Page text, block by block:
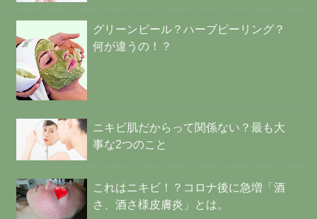
グリーンピール？ハーブピーリング？
何が違うの！？
ニキビ肌だからって関係ない？最も大
事な2つのこと
これはニキビ！？コロナ後に急増「酒
さ、酒さ様皮膚炎」とは。